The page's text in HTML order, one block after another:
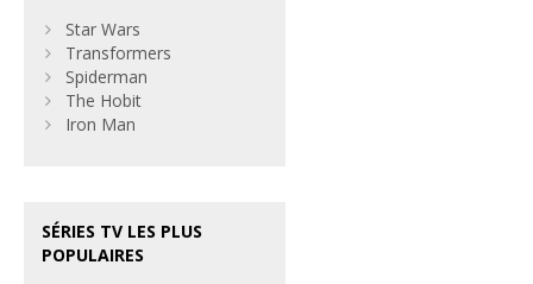
Star Wars
Transformers
Spiderman
The Hobit
Iron Man
SÉRIES TV LES PLUS
POPULAIRES